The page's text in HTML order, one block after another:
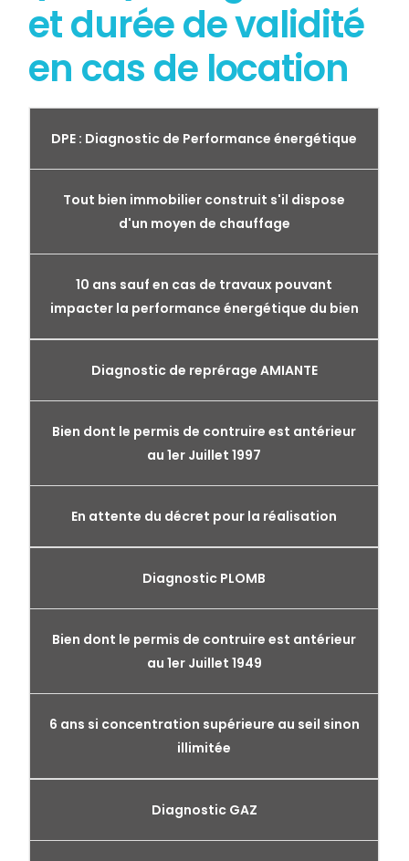
et durée de validité
en cas de location
DPE : Diagnostic de Performance énergétique
Tout bien immobilier construit s'il dispose
d'un moyen de chauffage
10 ans sauf en cas de travaux pouvant
impacter la performance énergétique du bien
Diagnostic de reprérage AMIANTE
Bien dont le permis de contruire est antérieur
au 1er Juillet 1997
En attente du décret pour la réalisation
Diagnostic PLOMB
Bien dont le permis de contruire est antérieur
au 1er Juillet 1949
6 ans si concentration supérieure au seil sinon
illimitée
Diagnostic GAZ